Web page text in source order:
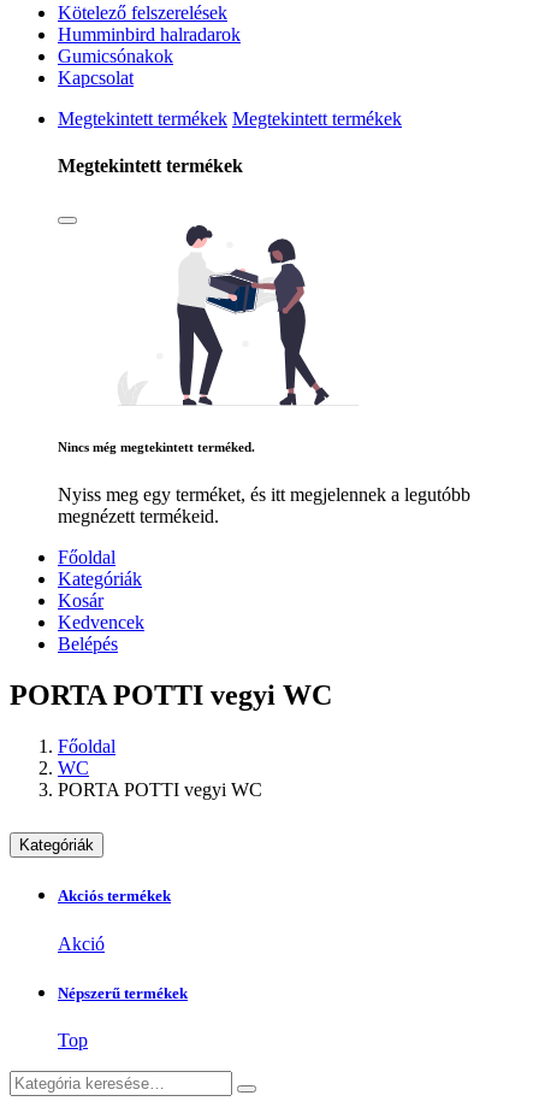
Kötelező felszerelések
Humminbird halradarok
Gumicsónakok
Kapcsolat
Megtekintett termékek Megtekintett termékek
Megtekintett termékek
Nincs még megtekintett terméked.
Nyiss meg egy terméket, és itt megjelennek a legutóbb
megnézett termékeid.
Főoldal
Kategóriák
Kosár
Kedvencek
Belépés
PORTA POTTI vegyi WC
Főoldal
WC
PORTA POTTI vegyi WC
Kategóriák
Akciós termékek
Akció
Népszerű termékek
Top